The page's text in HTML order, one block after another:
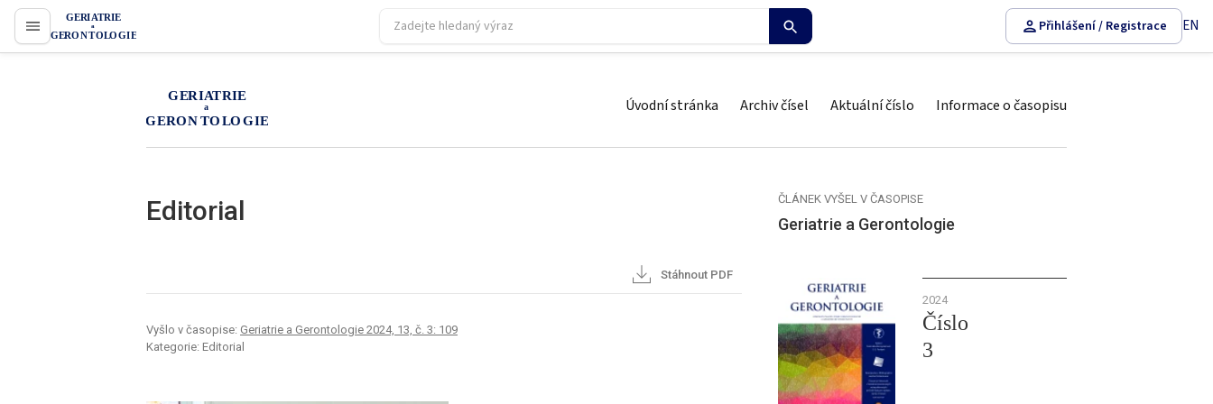
proLékaře.cz
Přihlášení / Registrace EN
proLékaře.cz Úvodní stránka Archiv čísel Aktuální číslo Informace o časopisu
Editorial
Stáhnout PDF
Vyšlo v časopise: Geriatrie a Gerontologie 2024, 13, č. 3: 109
Kategorie: Editorial
ČLÁNEK VYŠEL V ČASOPISE
Geriatrie a Gerontologie
2024
Číslo
3